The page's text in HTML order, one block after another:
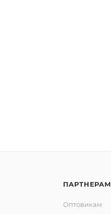
ПАРТНЕРАМ
Оптовикам